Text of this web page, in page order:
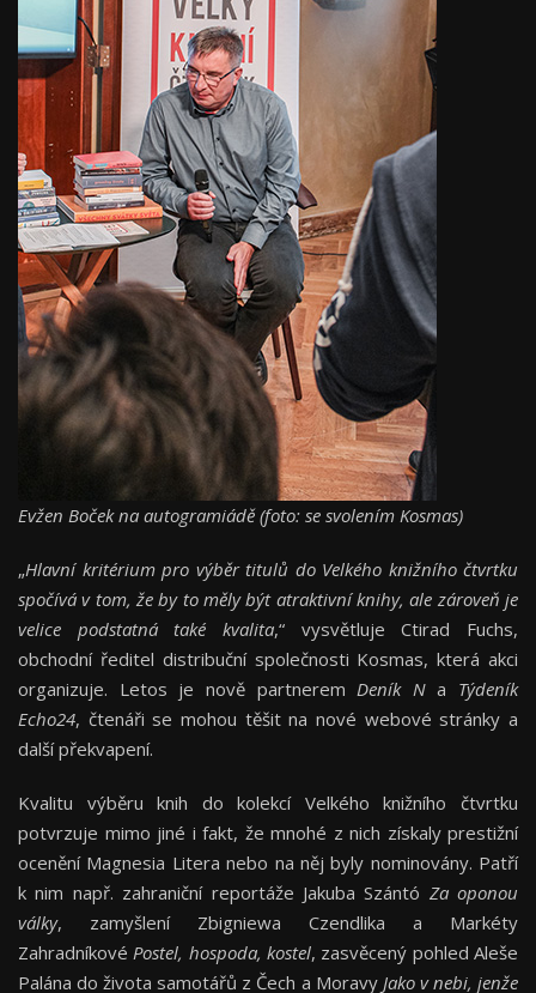
Evžen Boček na autogramiádě (foto: se svolením Kosmas)
„Hlavní kritérium pro výběr titulů do Velkého knižního čtvrtku
spočívá v tom, že by to měly být atraktivní knihy, ale zároveň je
velice podstatná také kvalita,“ vysvětluje Ctirad Fuchs,
obchodní ředitel distribuční společnosti Kosmas, která akci
organizuje. Letos je nově partneremDeník Na Týdeník
Echo24, čtenáři se mohou těšit na nové webové stránky a
další překvapení.
Kvalitu výběru knih do kolekcí Velkého knižního čtvrtku
potvrzuje mimo jiné i fakt, že mnohé z nich získaly prestižní
ocenění Magnesia Litera nebo na něj byly nominovány. Patří
k nim např. zahraniční reportáže Jakuba Szántó Za oponou
války, zamyšlení Zbigniewa Czendlika a Markéty
ZahradníkovéPostel, hospoda, kostel, zasvěcený pohled Aleše
Palána do života samotářů z Čech a Moravy Jako v nebi, jenže